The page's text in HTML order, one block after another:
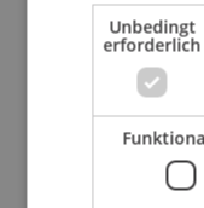
Mehr News
Unbedingt
erforderlich